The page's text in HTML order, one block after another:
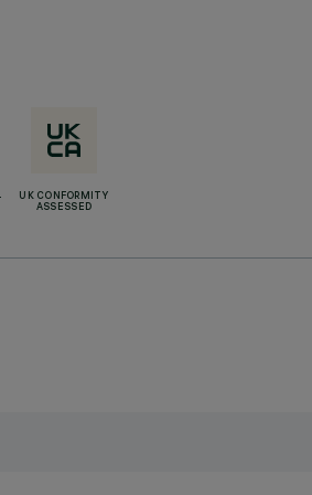
UK CONFORMITY
ASSESSED